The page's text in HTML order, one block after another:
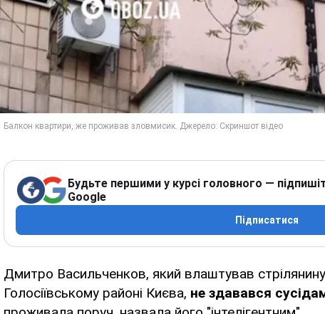
Будьте першими у курсі головного —
Google
Підписатися
Дмитро Васильченков, який влаштував
Голосіївському районі Києва, не здавався